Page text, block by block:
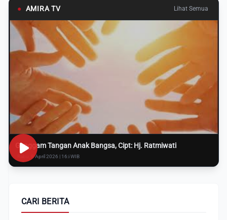
● AMIRA TV Lihat Semua
Genggam Tangan Anak Bangsa, Cipt: Hj. Ratmiwati
Rabu, 8 April 2026 | 16:i WIB
CARI BERITA